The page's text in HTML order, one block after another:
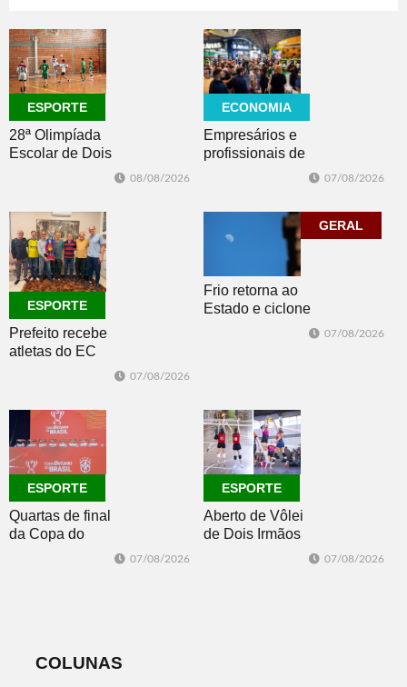
CULTURA
ESPORTE
28ª Olimpíada
Escolar de Dois
08/08/2026
ECONOMIA
Empresários e
profissionais de
07/08/2026
ESPORTE
Prefeito recebe
atletas do EC
Master 65+
07/08/2026
GERAL
Frio retorna ao
Estado e ciclone
07/08/2026
ESPORTE
Quartas de final
da Copa do
Brasil 2026: veja
07/08/2026
ESPORTE
Aberto de Vôlei
de Dois Irmãos
07/08/2026
COLUNAS